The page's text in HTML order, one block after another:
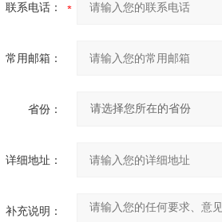
联系电话：
常用邮箱：
省份：
详细地址：
补充说明：